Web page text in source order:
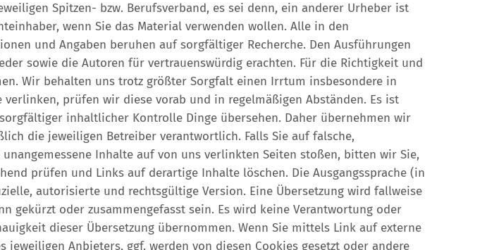
Spitzen- bzw. Berufsverband, es sei denn, ein anderer Urheber ist
wenn Sie das Material verwenden wollen. Alle in den
und Angaben beruhen auf sorgfältiger Recherche. Den Ausführungen
sowie die Autoren für vertrauenswürdig erachten. Für die Richtigkeit und
Wir behalten uns trotz größter Sorgfalt einen Irrtum insbesondere in
prüfen wir diese vorab und in regelmäßigen Abständen. Es ist
inhaltlicher Kontrolle Dinge übersehen. Daher übernehmen wir
die jeweiligen Betreiber verantwortlich. Falls Sie auf falsche,
Inhalte auf von uns verlinkten Seiten stoßen, bitten wir Sie,
prüfen und Links auf derartige Inhalte löschen. Die Ausgangssprache (in
autorisierte und rechtsgültige Version. Eine Übersetzung wird fallweise
gekürzt oder zusammengefasst sein. Es wird keine Verantwortung oder
dieser Übersetzung übernommen. Wenn Sie mittels Link auf externe
Anbieters, ggf. werden von diesen Cookies gesetzt oder andere